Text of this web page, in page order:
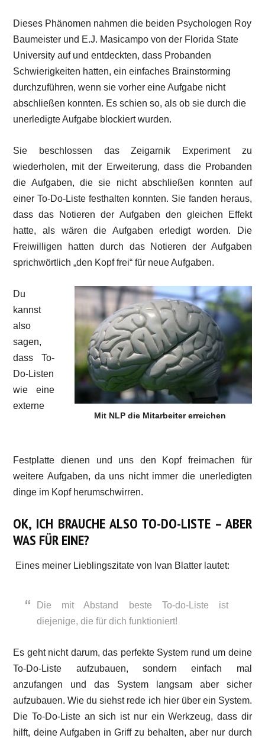
Dieses Phänomen nahmen die beiden Psychologen Roy
Baumeister und E.J. Masicampo von der Florida State
University auf und entdeckten, dass Probanden
Schwierigkeiten hatten, ein einfaches Brainstorming
durchzuführen, wenn sie vorher eine Aufgabe nicht
abschließen konnten. Es schien so, als ob sie durch die
unerledigte Aufgabe blockiert wurden.
Sie beschlossen das Zeigarnik Experiment zu
wiederholen, mit der Erweiterung, dass die Probanden
die Aufgaben, die sie nicht abschließen konnten auf
einer To-Do-Liste festhalten konnten. Sie fanden heraus,
dass das Notieren der Aufgaben den gleichen Effekt
hatte, als wären die Aufgaben erledigt worden. Die
Freiwilligen hatten durch das Notieren der Aufgaben
sprichwörtlich „den Kopf frei“ für neue Aufgaben.
Mit NLP die Mitarbeiter erreichen
Du
kannst
also
sagen,
dass To-
Do-Listen
wie eine
externe
Festplatte dienen und uns den Kopf freimachen für
weitere Aufgaben, da uns nicht immer die unerledigten
dinge im Kopf herumschwirren.
OK, ICH BRAUCHE ALSO TO-DO-LISTE – ABER
WAS FÜR EINE?
Eines meiner Lieblingszitate von Ivan Blatter lautet:
Die mit Abstand beste To-do-Liste ist
diejenige, die für dich funktioniert!
Es geht nicht darum, das perfekte System rund um deine
To-Do-Liste aufzubauen, sondern einfach mal
anzufangen und das System langsam aber sicher
aufzubauen. Wie du siehst rede ich hier über ein System.
Die To-Do-Liste an sich ist nur ein Werkzeug, dass dir
hilft, deine Aufgaben in Griff zu behalten, aber nur durch